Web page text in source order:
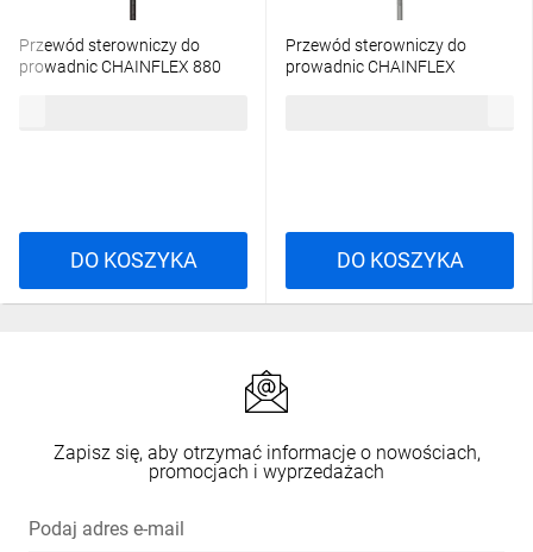
Przewód sterowniczy do
prowadnic CHAINFLEX 880
DO KOSZYKA
Przewód sterowniczy do
prowadnic CHAINFLEX
DO KOSZYKA
Zapisz się, aby otrzymać informacje o nowościach,
promocjach i wyprzedażach
Podaj adres e-mail